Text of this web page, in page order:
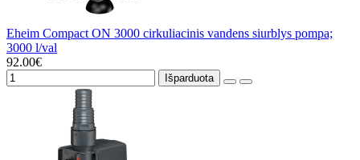
Eheim Compact ON 3000 cirkuliacinis vandens siurblys pompa;
3000 l/val
92.00€
Išparduota